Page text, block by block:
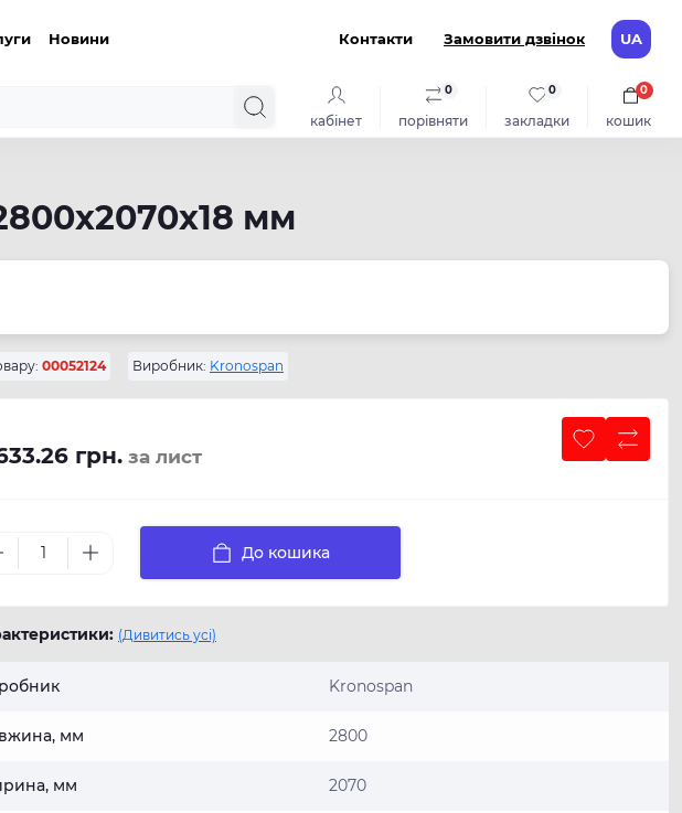
Новини Контакти Замовити дзвінок UA
кабінет порівняти
0
закладки
0
кошик
0
мм
00052124 Виробник: Kronospan
грн. за лист
До кошика
(Дивитись усі)
Kronospan
мм 2800
мм 2070